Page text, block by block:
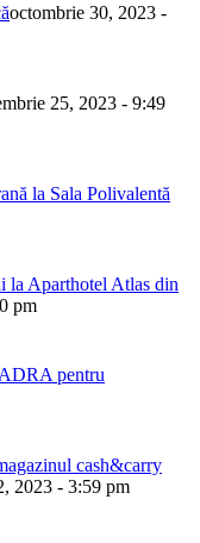
octombrie 30, 2023 -
25, 2023 - 9:49
la Sala Polivalentă
la Aparthotel Atlas din
pm
pentru
cash&carry
2023 - 3:59 pm